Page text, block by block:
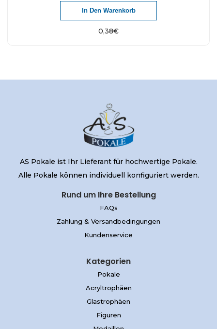
0,38€
In Den Warenkorb
AS Pokale ist Ihr Lieferant für hochwertige Pokale.
Alle Pokale können individuell konfiguriert werden.
Rund um Ihre Bestellung
FAQs
Zahlung & Versandbedingungen
Kundenservice
Kategorien
Pokale
Acryltrophäen
Glastrophäen
Figuren